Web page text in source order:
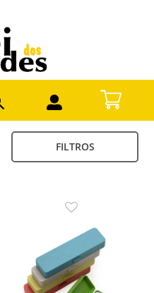
FILTROS